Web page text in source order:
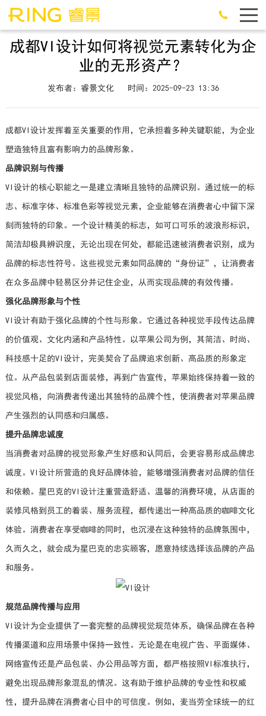
成都VI设计如何将视觉元素转化为企
业的无形资产？
发布者：睿景文化 时间：2025-09-23 13:36
成都VI设计发挥着至关重要的作用，它承担着多种关键职能，为企业
塑造独特且富有影响力的品牌形象。
品牌识别与传播
VI设计的核心职能之一是建立清晰且独特的品牌识别。通过统一的标
志、标准字体、标准色彩等视觉元素，企业能够在消费者心中留下深
刻而独特的印象。一个设计精美的标志，如可口可乐的波浪形标识，
简洁却极具辨识度，无论出现在何处，都能迅速被消费者识别，成为
品牌的标志性符号。这些视觉元素如同品牌的“身份证”，让消费者
在众多品牌中轻易区分并记住企业，从而实现品牌的有效传播。
强化品牌形象与个性
VI设计有助于强化品牌的个性与形象。它通过各种视觉手段传达品牌
的价值观、文化内涵和产品特性。以苹果公司为例，其简洁、时尚、
科技感十足的VI设计，完美契合了品牌追求创新、高品质的形象定
位。从产品包装到店面装修，再到广告宣传，苹果始终保持着一致的
视觉风格，向消费者传递出其独特的品牌个性，使消费者对苹果品牌
产生强烈的认同感和归属感。
提升品牌忠诚度
当消费者对品牌的视觉形象产生好感和认同后，会更容易形成品牌忠
诚度。VI设计所营造的良好品牌体验，能够增强消费者对品牌的信任
和依赖。星巴克的VI设计注重营造舒适、温馨的消费环境，从店面的
装修风格到员工的着装、服务流程，都传递出一种高品质的咖啡文化
体验。消费者在享受咖啡的同时，也沉浸在这种独特的品牌氛围中，
久而久之，就会成为星巴克的忠实顾客，愿意持续选择该品牌的产品
和服务。
规范品牌传播与应用
VI设计为企业提供了一套完整的品牌视觉规范体系，确保品牌在各种
传播渠道和应用场景中保持一致性。无论是在电视广告、平面媒体、
网络宣传还是产品包装、办公用品等方面，都严格按照VI标准执行，
避免出现品牌形象混乱的情况。这有助于维护品牌的专业性和权威
性，提升品牌在消费者心目中的可信度。例如，麦当劳全球统一的红